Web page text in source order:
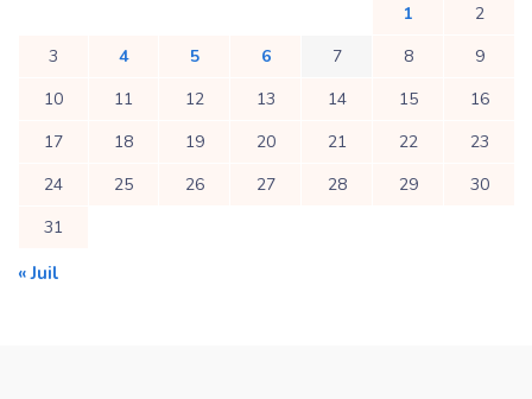
1
2
3
4 5 6 7 8
9
10
11 12 13 14 15
16
17
18 19 20 21 22
23
24
25 26 27 28 29
30
31
« Juil